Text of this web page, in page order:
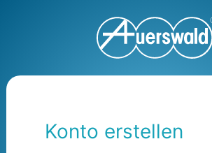
Konto erstellen